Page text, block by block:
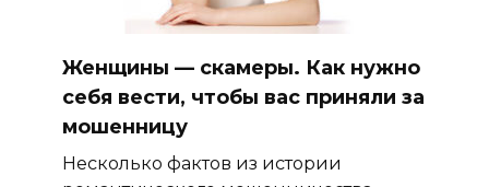
Женщины — скамеры. Как нужно
себя вести, чтобы вас приняли за
мошенницу
Несколько фактов из истории